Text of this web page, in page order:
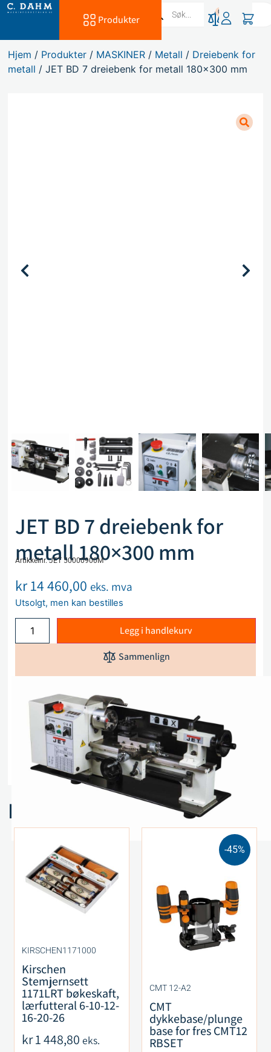
Produkter
0
Hjem / Produkter / MASKINER / Metall / Dreiebenk for
metall / JET BD 7 dreiebenk for metall 180×300 mm
JET BD 7 dreiebenk for
metall 180×300 mm
Artikkelnr. JET 50000900M
kr14 460,00 eks. mva
Utsolgt, men kan bestilles
Legg i handlekurv
Sammenlign
Beskrivelse
Spesifikasjoner
Relaterte produkter
KIRSCHEN1171000
Kirschen
Stemjernsett
1171LRT bøkeskaft,
lærfutteral 6-10-12-
16-20-26
kr1 448,80 eks.
-45%
CMT 12-A2
CMT
dykkebase/plunge
base for fres CMT12
RBSET